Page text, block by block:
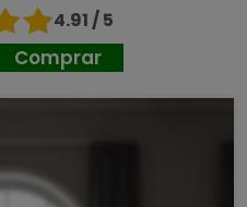
4.91 / 5
Comprar